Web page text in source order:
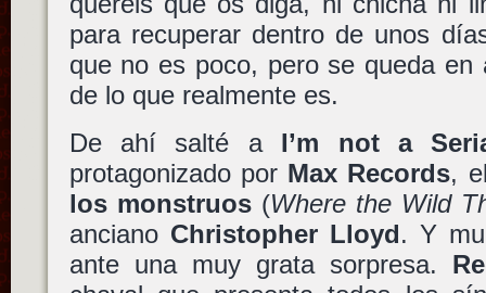
para recuperar dentro de unos
que no es poco, pero se queda en
de lo que realmente es.
De ahí salté a I’m not a
protagonizado por Max Records,
los monstruos(Where the Wild
anciano Christopher Lloyd. Y
ante una muy grata sorpresa.